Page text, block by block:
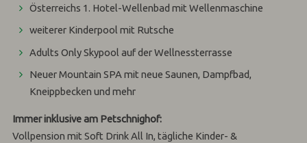
Österreichs 1. Hotel-Wellenbad mit Wellenmaschine
weiterer Kinderpool mit Rutsche
Adults Only Skypool auf der Wellnessterrasse
Neuer Mountain SPA mit neue Saunen, Dampfbad,
Kneippbecken und mehr
Immer inklusive am Petschnighof:
Vollpension mit Soft Drink All In, tägliche Kinder- &